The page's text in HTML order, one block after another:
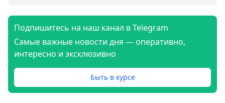
Подпишитесь на наш канал в Telegram
Самые важные новости дня — оперативно,
интересно и эксклюзивно
Быть в курсе